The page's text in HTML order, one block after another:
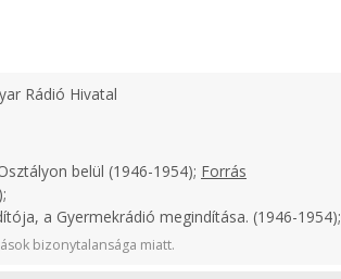
Rádió Hivatal
belül (1946-1954); Forrás
a Gyermekrádió megindítása. (1946-1954);
bizonytalansága miatt.